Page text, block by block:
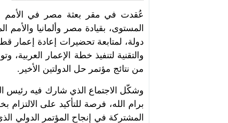
عُقدت في مقر بعثة مصر في الأمم
دولة، لمتابعة تحضيرات إعادة إعمار
والتقنية لتنفيذ خطة الإعمار
من نتائج مؤتمر حل الدولتين الأخير.
وشكّل الاجتماع الذي شارك فيه رئيس
برام الله، فرصة للتأكيد على الالتزام
المشتركة في إنجاح المؤتمر الدولي